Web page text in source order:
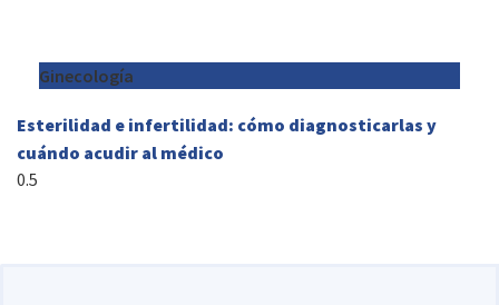
Ginecología
Esterilidad e infertilidad: cómo diagnosticarlas y
cuándo acudir al médico